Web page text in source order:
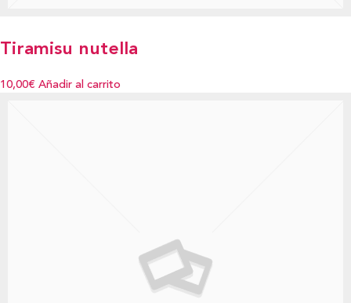
Tiramisu nutella
10,00€ Añadir al carrito